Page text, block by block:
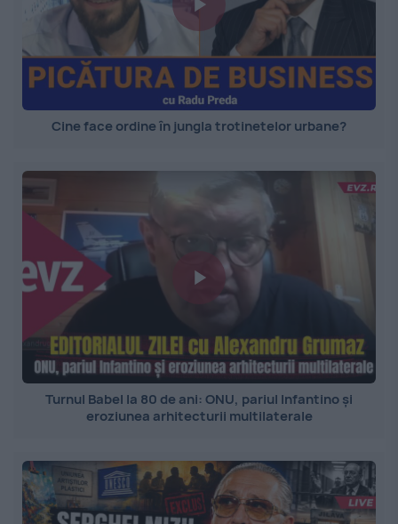
Cine face ordine în jungla trotinetelor urbane?
Turnul Babel la 80 de ani: ONU, pariul Infantino și
eroziunea arhitecturii multilaterale